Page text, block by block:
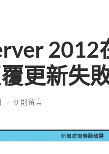
更新失
/ 0 則留言